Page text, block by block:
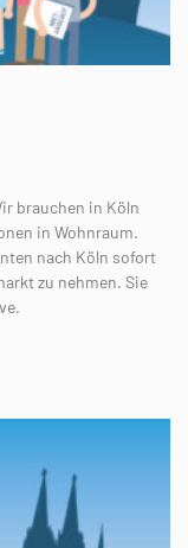
brauchen in Köln
in Wohnraum.
nach Köln sofort
zu nehmen. Sie